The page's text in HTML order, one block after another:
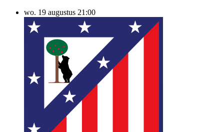
wo. 19 augustus 21:00